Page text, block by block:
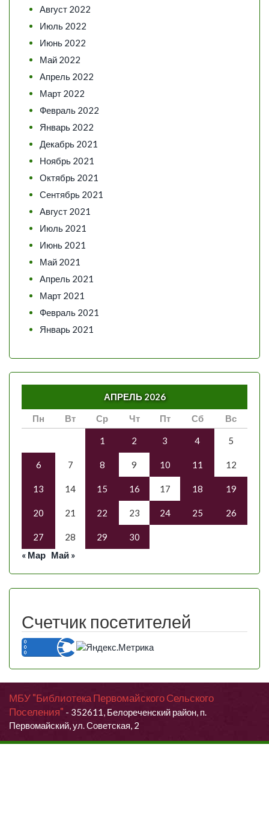
Август 2022
Июль 2022
Июнь 2022
Май 2022
Апрель 2022
Март 2022
Февраль 2022
Январь 2022
Декабрь 2021
Ноябрь 2021
Октябрь 2021
Сентябрь 2021
Август 2021
Июль 2021
Июнь 2021
Май 2021
Апрель 2021
Март 2021
Февраль 2021
Январь 2021
АПРЕЛЬ 2026
Пн
Вт Ср Чт Пт Сб Вс
1 2 3 4 5
6 7 8 9 10 11 12
13 14 15 16 17 18 19
20 21 22 23 24 25 26
27 28 29
30
« Мар Май »
Счетчик посетителей
МБУ "Библиотека Первомайского Сельского
Поселения" - 352611, Белореченский район, п.
Первомайский, ул. Советская, 2